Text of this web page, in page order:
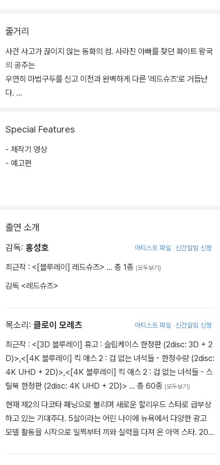
줄거리
사건 사고가 끊이지 않는 동화의 섬. 사라진 아빠를 찾던 화이트 왕국
의 공주는
우연히 마법구두를 신고 이전과 완벽하게 다른 '레드슈즈'로 거듭난
다.
저주를 풀 유일한 희망이라 생각해 그녀를 돕기 시작하고, 영원한 아
름다움을 꿈꾸는 왕비 '레지나'는 마법구두를 신고 성을 빠져나간 '레
드슈즈'를 쫓기 시작하는데…
Special Features
- 제작기 영상
- 예고편
출연 소개
감독: 홍성호 아티스트 파일 신간알림 신청
최근작 : <[블루레이] 레드슈즈> … 총 1종 (모두보기)
감독 <레드슈즈>
목소리: 클로이 모레츠 아티스트 파일 신간알림 신청
최근작 : <[3D 블루레이] 휴고 : 슬립케이스 한정판 (2disc: 3D + 2
D)> <[4K 블루레이] 킥 애스 2 : 겁 없는 녀석들 - 한정수량 (2disc:
4K UHD + 2D)> <[4K 블루레이] 킥 애스 2 : 겁 없는 녀석들 - 스
틸북 한정판 (2disc: 4K UHD + 2D)> … 총 60종 (모두보기)
현재 제2의 다코타 패닝으로 불리며 새로운 할리우드 스타로 급부상
하고 있는 기대주다. 5살이라는 어린 나이에 뉴욕에서 다양한 광고
모델 활동을 시작으로 일찍부터 끼와 실력을 다져 온 아역 스타. 200